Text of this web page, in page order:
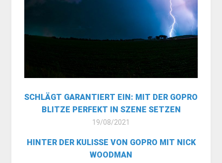
SCHLÄGT GARANTIERT EIN: MIT DER GOPRO
BLITZE PERFEKT IN SZENE SETZEN
19/08/2021
HINTER DER KULISSE VON GOPRO MIT NICK
WOODMAN